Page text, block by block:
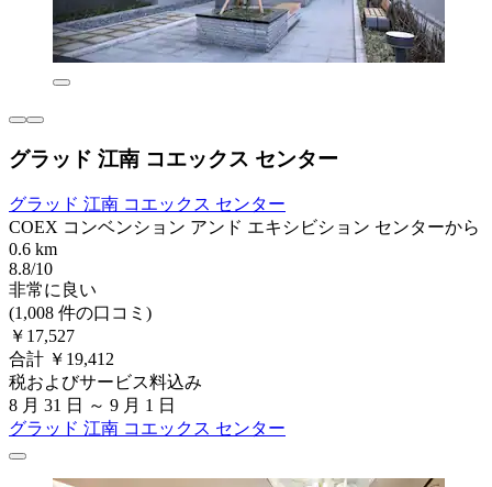
グラッド 江南 コエックス センター
グラッド 江南 コエックス センター
COEX コンベンション アンド エキシビション センターから
0.6 km
8.8/10
非常に良い
(1,008 件の口コミ)
￥17,527
合計 ￥19,412
税およびサービス料込み
8 月 31 日 ～ 9 月 1 日
グラッド 江南 コエックス センター